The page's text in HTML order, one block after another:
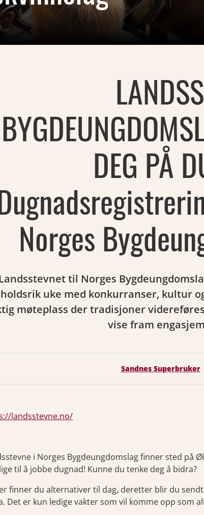
DEG PÅ
Norges
til Norges
uke med konkurranser, kultur
møteplass der tradisjoner
vise fram
Sandnes Superbruker
landsstevne.no/
i Norges Bygdeungdomslag finner sted på
til å jobbe dugnad! Kunne du tenke deg å bidra?
finner du alternativer til dag, deretter blir du
Det er kun ledige vakter som vil komme opp som